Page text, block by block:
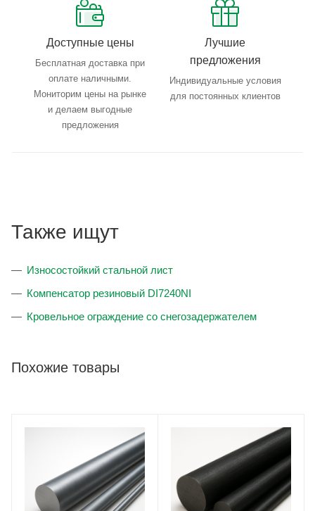
Доступные цены
Бесплатная доставка при
оплате наличными.
Мониторим цены на рынке
и делаем выгодные
предложения
Лучшие
предложения
Индивидуальные условия
для постоянных клиентов
Также ищут
Износостойкий стальной лист
Компенсатор резиновый DI7240NI
Кровельное ограждение со снегозадержателем
Похожие товары